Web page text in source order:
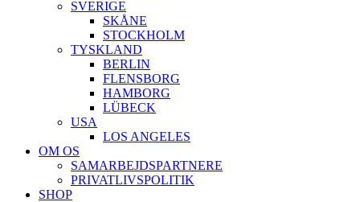
SVERIGE
SKÅNE
STOCKHOLM
TYSKLAND
BERLIN
FLENSBORG
HAMBORG
LÜBECK
USA
LOS ANGELES
OM OS
SAMARBEJDSPARTNERE
PRIVATLIVSPOLITIK
SHOP